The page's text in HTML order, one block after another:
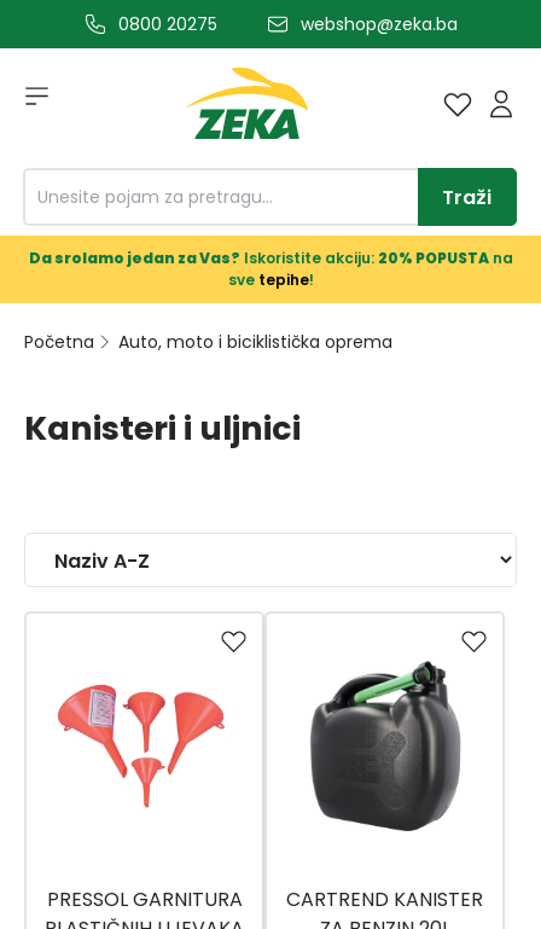
glavni sadržaj0800 20275 webshop@zeka.ba
Traži
Da srolamo jedan za Vas? Iskoristite akciju: 20% POPUSTAna
sve tepihe!
Početna Auto, moto i biciklistička oprema
Kanisteri i uljnici
PRESSOL GARNITURA
CARTREND KANISTER